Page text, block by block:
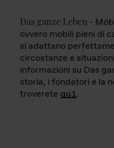
Das ganze Leben -
ovvero mobili pieni di
si adattano
circostanze e
informazioni su Das
storia, i fondatori e la
troverete qui.